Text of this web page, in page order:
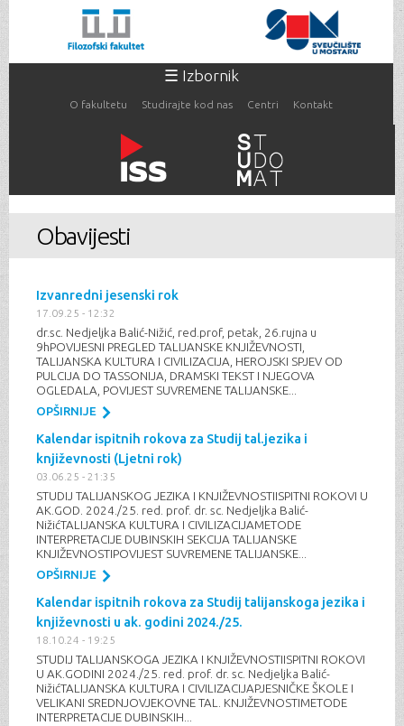
sadržaj
☰ Izbornik
O fakultetu Studirajte kod nas Centri Kontakt
Vi ste ovdje
Obavijesti
Izvanredni jesenski rok
17.09.25 - 12:32
dr.sc. Nedjeljka Balić-Nižić, red.prof, petak, 26.rujna u
9hPOVIJESNI PREGLED TALIJANSKE KNJIŽEVNOSTI,
TALIJANSKA KULTURA I CIVILIZACIJA, HEROJSKI SPJEV OD
PULCIJA DO TASSONIJA, DRAMSKI TEKST I NJEGOVA
OGLEDALA, POVIJEST SUVREMENE TALIJANSKE...
OPŠIRNIJE
Kalendar ispitnih rokova za Studij tal.jezika i
književnosti (Ljetni rok)
03.06.25 - 21:35
STUDIJ TALIJANSKOG JEZIKA I KNJIŽEVNOSTIISPITNI ROKOVI U
AK.GOD. 2024./25. red. prof. dr. sc. Nedjeljka Balić-
NižićTALIJANSKA KULTURA I CIVILIZACIJAMETODE
INTERPRETACIJE DUBINSKIH SEKCIJA TALIJANSKE
KNJIŽEVNOSTIPOVIJEST SUVREMENE TALIJANSKE...
OPŠIRNIJE
Kalendar ispitnih rokova za Studij talijanskoga jezika i
književnosti u ak. godini 2024./25.
18.10.24 - 19:25
STUDIJ TALIJANSKOGA JEZIKA I KNJIŽEVNOSTIISPITNI ROKOVI
U AK.GODINI 2024./25. red. prof. dr. sc. Nedjeljka Balić-
NižićTALIJANSKA KULTURA I CIVILIZACIJAPJESNIČKE ŠKOLE I
VELIKANI SREDNJOVJEKOVNE TAL. KNJIŽEVNOSTIMETODE
INTERPRETACIJE DUBINSKIH...